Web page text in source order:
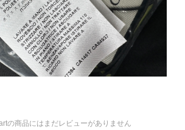
の商品にはまだレビューがありません